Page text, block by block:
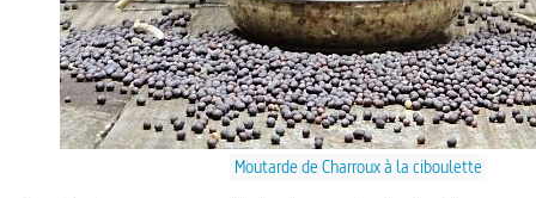
Moutarde de Charroux à la ciboulette